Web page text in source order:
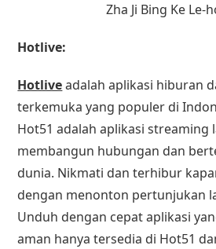
Zha Ji Bing Ke Le-
Hotlive:
Hotliveadalah aplikasi hiburan
terkemuka yang populer di
Hot51 adalah aplikasi streaming
membangun hubungan dan
dunia. Nikmati dan terhibur
dengan menonton pertunjukan
Unduh dengan cepat aplikasi
aman hanya tersedia di Hot51